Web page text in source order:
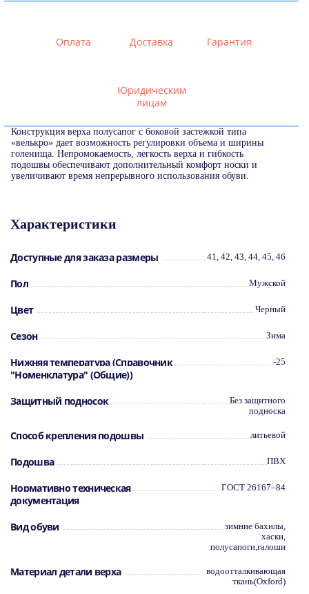
Оплата Доставка Гарантия
Юридическим
лицам
Конструкция верха полусапог с боковой застежкой типа
«велькро» дает возможность регулировки объема и ширины
голенища. Непромокаемость, легкость верха и гибкость
подошвы обеспечивают дополнительный комфорт носки и
увеличивают время непрерывного использования обуви.
Характеристики
Доступные для заказа размеры 41, 42, 43, 44, 45, 46
Пол Мужской
Цвет Черный
Сезон Зима
Нижняя температура (Справочник
"Номенклатура" (Общие))
-25
Защитный подносок
Без защитного
подноска
Способ крепления подошвы литьевой
Подошва ПВХ
Нормативно техническая
документация
ГОСТ 26167–84
Вид обуви
зимние бахилы,
хаски,
полусапоги,галоши
Материал детали верха
водоотталкивающая
ткань(Oxford)